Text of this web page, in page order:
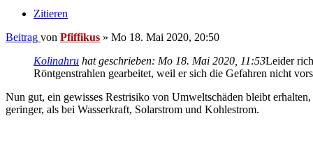
Zitieren
Beitrag von Pfiffikus » Mo 18. Mai 2020, 20:50
Kolinahru hat geschrieben: Mo 18. Mai 2020, 11:53Leider
Röntgenstrahlen gearbeitet, weil er sich die Gefahren nicht
Nun gut, ein gewisses Restrisiko von Umweltschäden bleibt
geringer, als bei Wasserkraft, Solarstrom und Kohlestrom.